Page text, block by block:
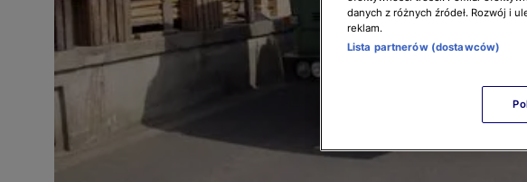
danych z różnych źródeł. Rozwój i
reklam.
Lista partnerów (dostawców)